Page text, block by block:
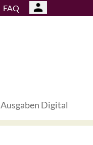
FAQ
Ausgaben Digital